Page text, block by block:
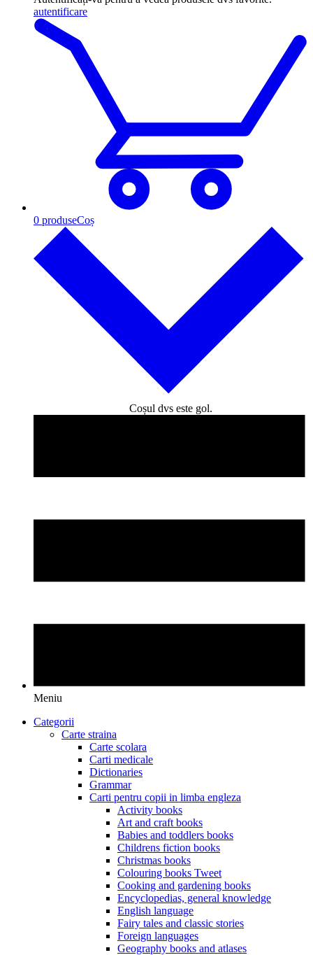
autentificare
0 produseCoș
Coșul dvs este gol.
Meniu
Categorii
Carte straina
Carte scolara
Carti medicale
Dictionaries
Grammar
Carti pentru copii in limba engleza
Activity books
Art and craft books
Babies and toddlers books
Childrens fiction books
Christmas books
Colouring books Tweet
Cooking and gardening books
Encyclopedias, general knowledge
English language
Fairy tales and classic stories
Foreign languages
Geography books and atlases